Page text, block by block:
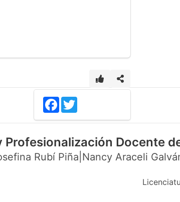
Facebook
Docente
Rubí Piña|Nancy Araceli